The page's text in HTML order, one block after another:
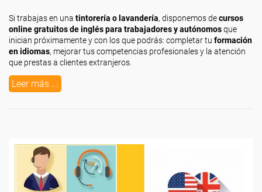
Si trabajas en una tintorería o lavandería, disponemos decursos
online gratuitos de inglés para trabajadores y autónomosque
inician próximamente y con los que podrás: completar tu formación
en idiomas, mejorar tus competencias profesionales y la atención
que prestas a clientes extranjeros.
Leer más ...